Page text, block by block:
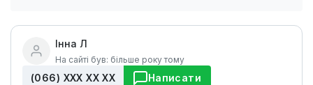
Інна Л
На сайті був: більше року тому
(066) ХХХ ХХ ХХ Написати